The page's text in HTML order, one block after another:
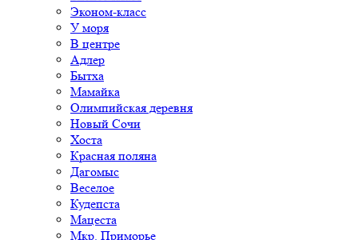
Эконом-класс
У моря
В центре
Адлер
Бытха
Мамайка
Олимпийская деревня
Новый Сочи
Хоста
Красная поляна
Дагомыс
Веселое
Кудепста
Мацеста
Мкр. Приморье